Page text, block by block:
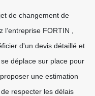
de changement de
FORTIN ,
d'un devis détaillé et
déplace sur place pour
une estimation
respecter les délais